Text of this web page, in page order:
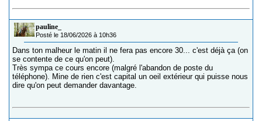
pauline_
Posté le 18/06/2026 à 10h36
Dans ton malheur le matin il ne fera pas encore 30... c'est déjà ça (on
se contente de ce qu'on peut).
Très sympa ce cours encore (malgré l'abandon de poste du
téléphone). Mine de rien c'est capital un oeil extérieur qui puisse nous
dire qu'on peut demander davantage.